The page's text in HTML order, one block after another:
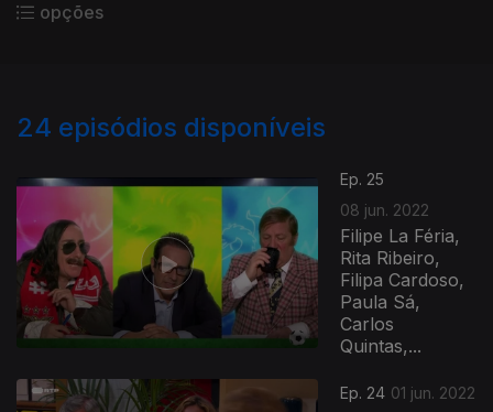
opções
24 episódios disponíveis
Ep. 25
08 jun. 2022
Filipe La Féria,
Rita Ribeiro,
Filipa Cardoso,
Paula Sá,
Carlos
Quintas,...
Ep. 24 01 jun. 2022